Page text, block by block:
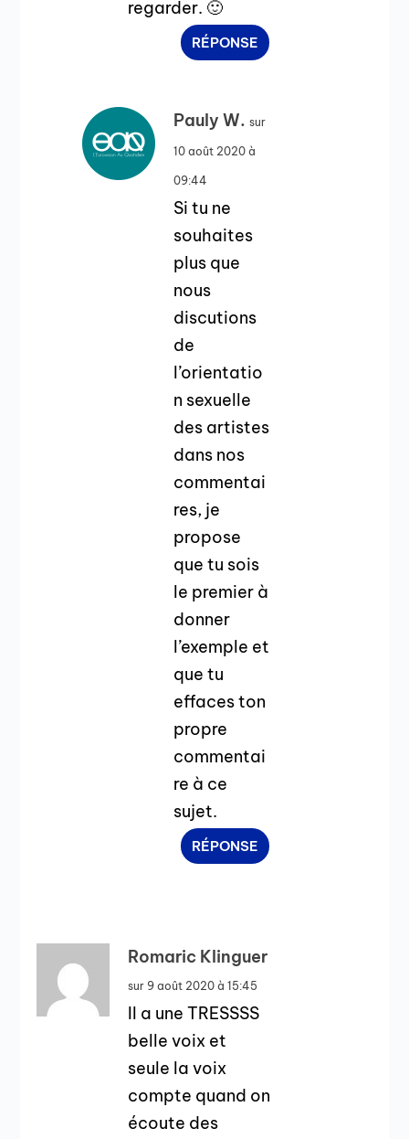
regarder. 🙂
RÉPONSE
Pauly W. sur
10 août 2020 à
09:44
Si tu ne
souhaites
plus que
nous
discutions
de
l’orientatio
n sexuelle
des artistes
dans nos
commentai
res, je
propose
que tu sois
le premier à
donner
l’exemple et
que tu
effaces ton
propre
commentai
re à ce
sujet.
RÉPONSE
Romaric Klinguer
sur 9 août 2020 à 15:45
Il a une TRESSSS
belle voix et
seule la voix
compte quand on
écoute des